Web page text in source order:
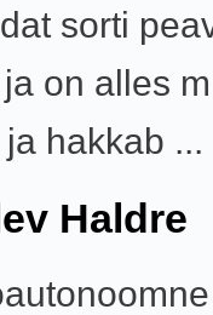
sorti
on alles
hakkab ...
Haldre